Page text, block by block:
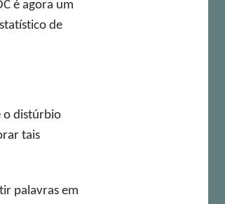
é agora um
de
o distúrbio
tais
palavras em